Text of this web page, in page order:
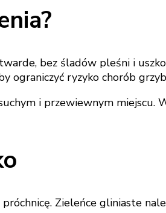
bez śladów pleśni i
ograniczyć ryzyko chorób
i przewiewnym miejscu.
Zieleńce gliniaste